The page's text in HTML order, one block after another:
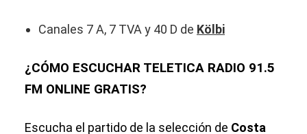
Canales 7 A, 7 TVA y 40 D de Kölbi
¿CÓMO ESCUCHAR TELETICA RADIO 91.5
FM ONLINE GRATIS?
Escucha el partido de la selección de Costa